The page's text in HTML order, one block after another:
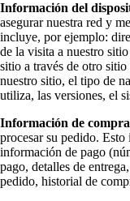
Información del
asegurar nuestra red y
incluye, por ejemplo:
de la visita a nuestro
sitio a través de otro
nuestro sitio, el tipo de
utiliza, las versiones, el
Información de compra
procesar su pedido.
información de pago
pago, detalles de
pedido, historial de